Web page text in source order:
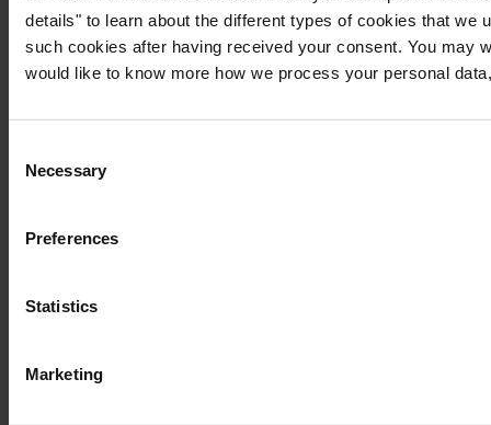
details" to learn about the different types of cookies that
such cookies after having received your consent. You may
would like to know more how we process your personal
Selection
Necessary
Preferences
Statistics
Marketing